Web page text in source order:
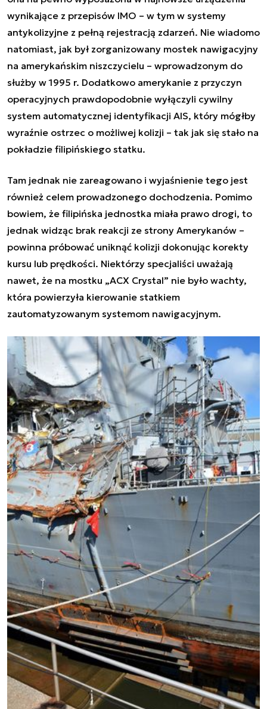
wynikające z przepisów IMO – w tym w systemy
antykolizyjne z pełną rejestracją zdarzeń. Nie wiadomo
natomiast, jak był zorganizowany mostek nawigacyjny
na amerykańskim niszczycielu – wprowadzonym do
służby w 1995 r. Dodatkowo amerykanie z przyczyn
operacyjnych prawdopodobnie wyłączyli cywilny
system automatycznej identyfikacji AIS, który mógłby
wyraźnie ostrzec o możliwej kolizji – tak jak się stało na
pokładzie filipińskiego statku.
Tam jednak nie zareagowano i wyjaśnienie tego jest
również celem prowadzonego dochodzenia. Pomimo
bowiem, że filipińska jednostka miała prawo drogi, to
jednak widząc brak reakcji ze strony Amerykanów –
powinna próbować uniknąć kolizji dokonując korekty
kursu lub prędkości. Niektórzy specjaliści uważają
nawet, że na mostku „ACX Crystal” nie było wachty,
która powierzyła kierowanie statkiem
zautomatyzowanym systemom nawigacyjnym.